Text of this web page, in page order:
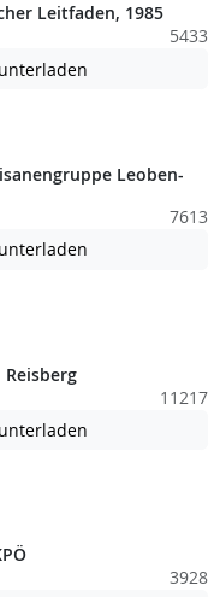
Leitfaden, 1985
5433
Leoben-
7613
11217
3928